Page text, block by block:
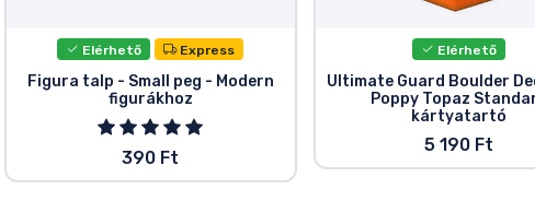
Elérhető Express
Figura talp - Small peg - Modern
figurákhoz
390 Ft
Elérhető
Ultimate Guard Boulder
Poppy Topaz
kártyatartó
5 190 Ft